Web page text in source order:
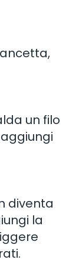
un filo
diventa
la